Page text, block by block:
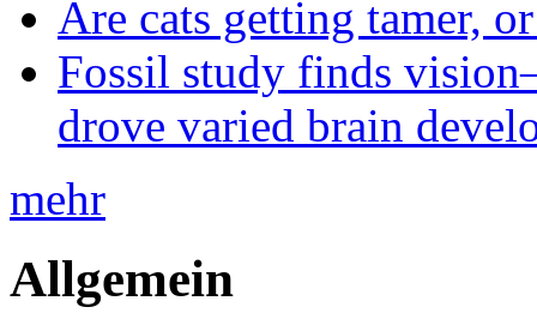
Are cats getting tamer,
Fossil study finds
drove varied brain
mehr
Allgemein